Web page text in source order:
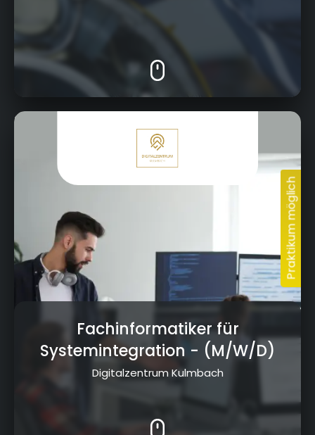
Kressenstein 26, 95326 Kulmbach
Fachinformatiker für
Systemintegration - (M/W/D)
Digitalzentrum Kulmbach